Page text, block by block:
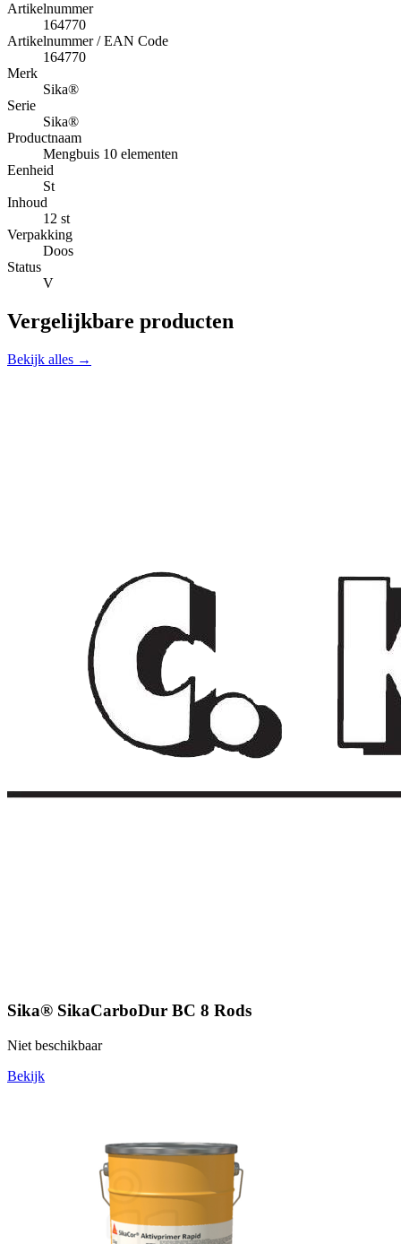
Artikelnummer
164770
Artikelnummer / EAN Code
164770
Merk
Sika®
Serie
Sika®
Productnaam
Mengbuis 10 elementen
Eenheid
St
Inhoud
12 st
Verpakking
Doos
Status
V
Vergelijkbare producten
Bekijk alles →
Sika® SikaCarboDur BC 8 Rods
Niet beschikbaar
Bekijk